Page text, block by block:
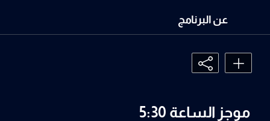
عن البرنامج
موجز الساعة 5:30